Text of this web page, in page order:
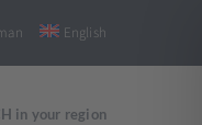
English
in your region